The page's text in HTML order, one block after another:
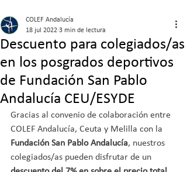
Descuento para colegiados/as
en los posgrados deportivos
de Fundación San Pablo
Andalucía CEU/ESYDE
COLEF Andalucía
18 jul 2022 3 min de lectura
Gracias al convenio de colaboración entre
COLEF Andalucía, Ceuta y Melilla con la
Fundación San Pablo Andalucía, nuestros
colegiados/as pueden disfrutar de un